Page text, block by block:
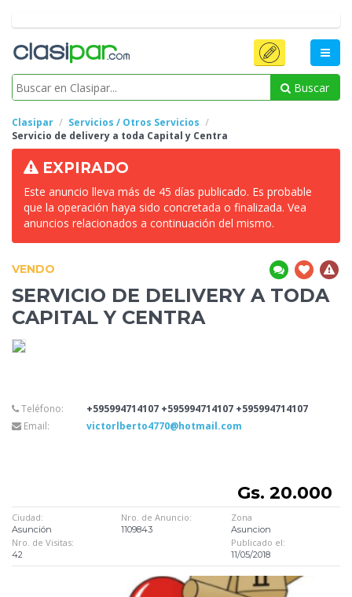
Buscar
Clasipar
Servicios / Otros Servicios
Servicio de delivery a toda Capital y Centra
EXPIRADO
Este anuncio lleva más de 45 días publicado. Es probable
que la operación haya sido concretada o finalizada. Vea
anuncios relacionados a continuación del mismo.
VENDO
SERVICIO DE DELIVERY A TODA
CAPITAL Y CENTRA
Teléfono:
+595994714107 +595994714107 +595994714107
Email:
victorlberto4770@hotmail.com
Gs. 20.000
Ciudad:
Asunción
Nro. de Anuncio:
1109843
Zona
Asuncion
Nro. de Visitas:
42
Publicado el:
11/05/2018